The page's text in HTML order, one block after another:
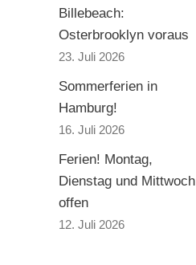
Billebeach:
Osterbrooklyn voraus
23. Juli 2026
Sommerferien in
Hamburg!
16. Juli 2026
Ferien! Montag,
Dienstag und Mittwoch
offen
12. Juli 2026